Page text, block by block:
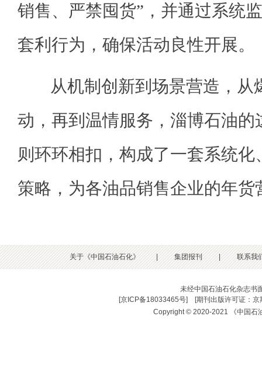
销售、严禁囤货”，并通过系统
套利行为，确保活动良性开展。
从机制创新到场景营造，从
动，再到温情服务，淄博石油的
则环环相扣，构成了一套系统
策略，为各油品销售企业的年货
关于《中国石油石化》 | 集团报刊 | 联系我
未经中国石油石化杂志书
[京ICP备18033465号] [期刊出版许可证：
Copyright © 2020-2021 《中国石